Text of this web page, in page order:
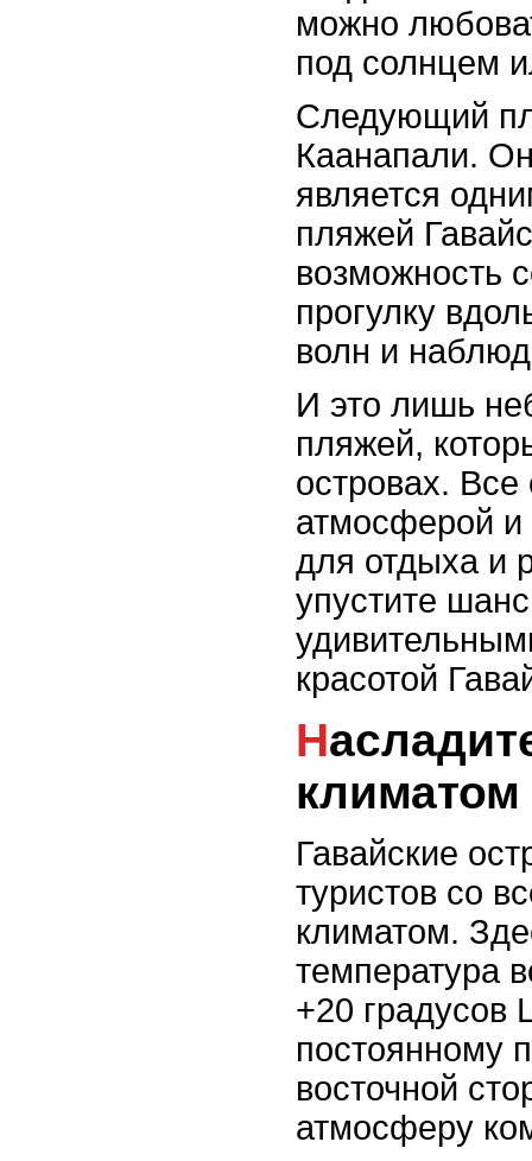
можно
под солнцем
Следующий
Каанапали.
является
пляжей
возможность
прогулку
волн и
И это лишь
пляжей,
островах.
атмосферой
для отдыха и
упустите
красотой
Насладитесь идеальным
климатом
Гавайские
туристов со
климатом.
температура
+20 градусов
постоянному
восточной
атмосферу